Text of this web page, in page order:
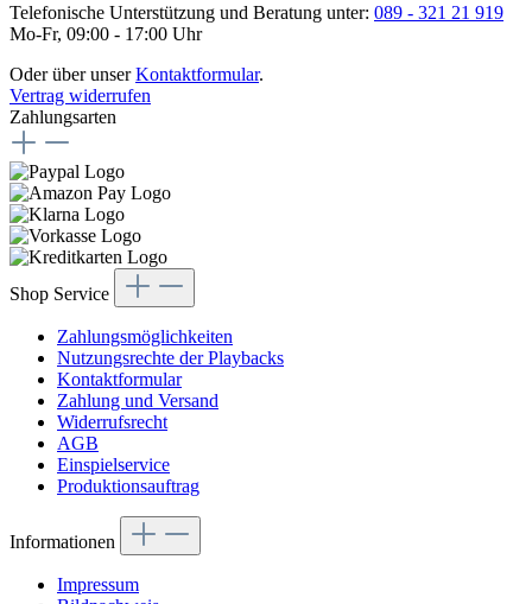
Telefonische Unterstützung und Beratung unter: 089 - 321 21 919
Mo-Fr, 09:00 - 17:00 Uhr
Oder über unserKontaktformular.
Vertrag widerrufen
Zahlungsarten
Shop Service
Zahlungsmöglichkeiten
Nutzungsrechte der Playbacks
Kontaktformular
Zahlung und Versand
Widerrufsrecht
AGB
Einspielservice
Produktionsauftrag
Informationen
Impressum